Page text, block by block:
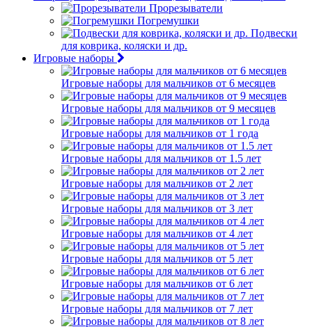
Прорезыватели
Погремушки
Подвески
для коврика, коляски и др.
Игровые наборы
Игровые наборы для мальчиков от 6 месяцев
Игровые наборы для мальчиков от 9 месяцев
Игровые наборы для мальчиков от 1 года
Игровые наборы для мальчиков от 1.5 лет
Игровые наборы для мальчиков от 2 лет
Игровые наборы для мальчиков от 3 лет
Игровые наборы для мальчиков от 4 лет
Игровые наборы для мальчиков от 5 лет
Игровые наборы для мальчиков от 6 лет
Игровые наборы для мальчиков от 7 лет